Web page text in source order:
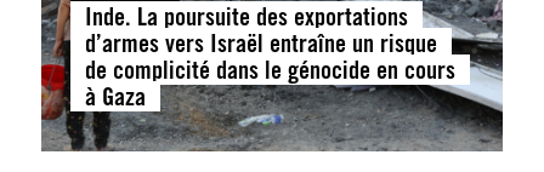
Inde. La poursuite des exportations
d’armes vers Israël entraîne un risque
de complicité dans le génocide en cours
à Gaza